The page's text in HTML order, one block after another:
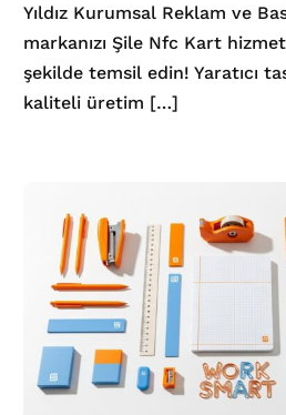
Yıldız Kurumsal Reklam ve
markanızı Şile Nfc Kart
şekilde temsil edin! Yaratıcı
kaliteli üretim […]